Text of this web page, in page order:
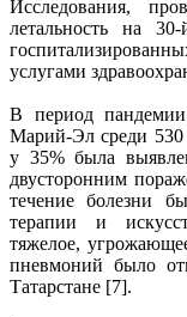
Исследования,
летальность на
услугами
В период
Марий-Эл среди
у 35% была
двусторонним
течение болезни
терапии и
тяжелое,
пневмоний было
Татарстане [7].